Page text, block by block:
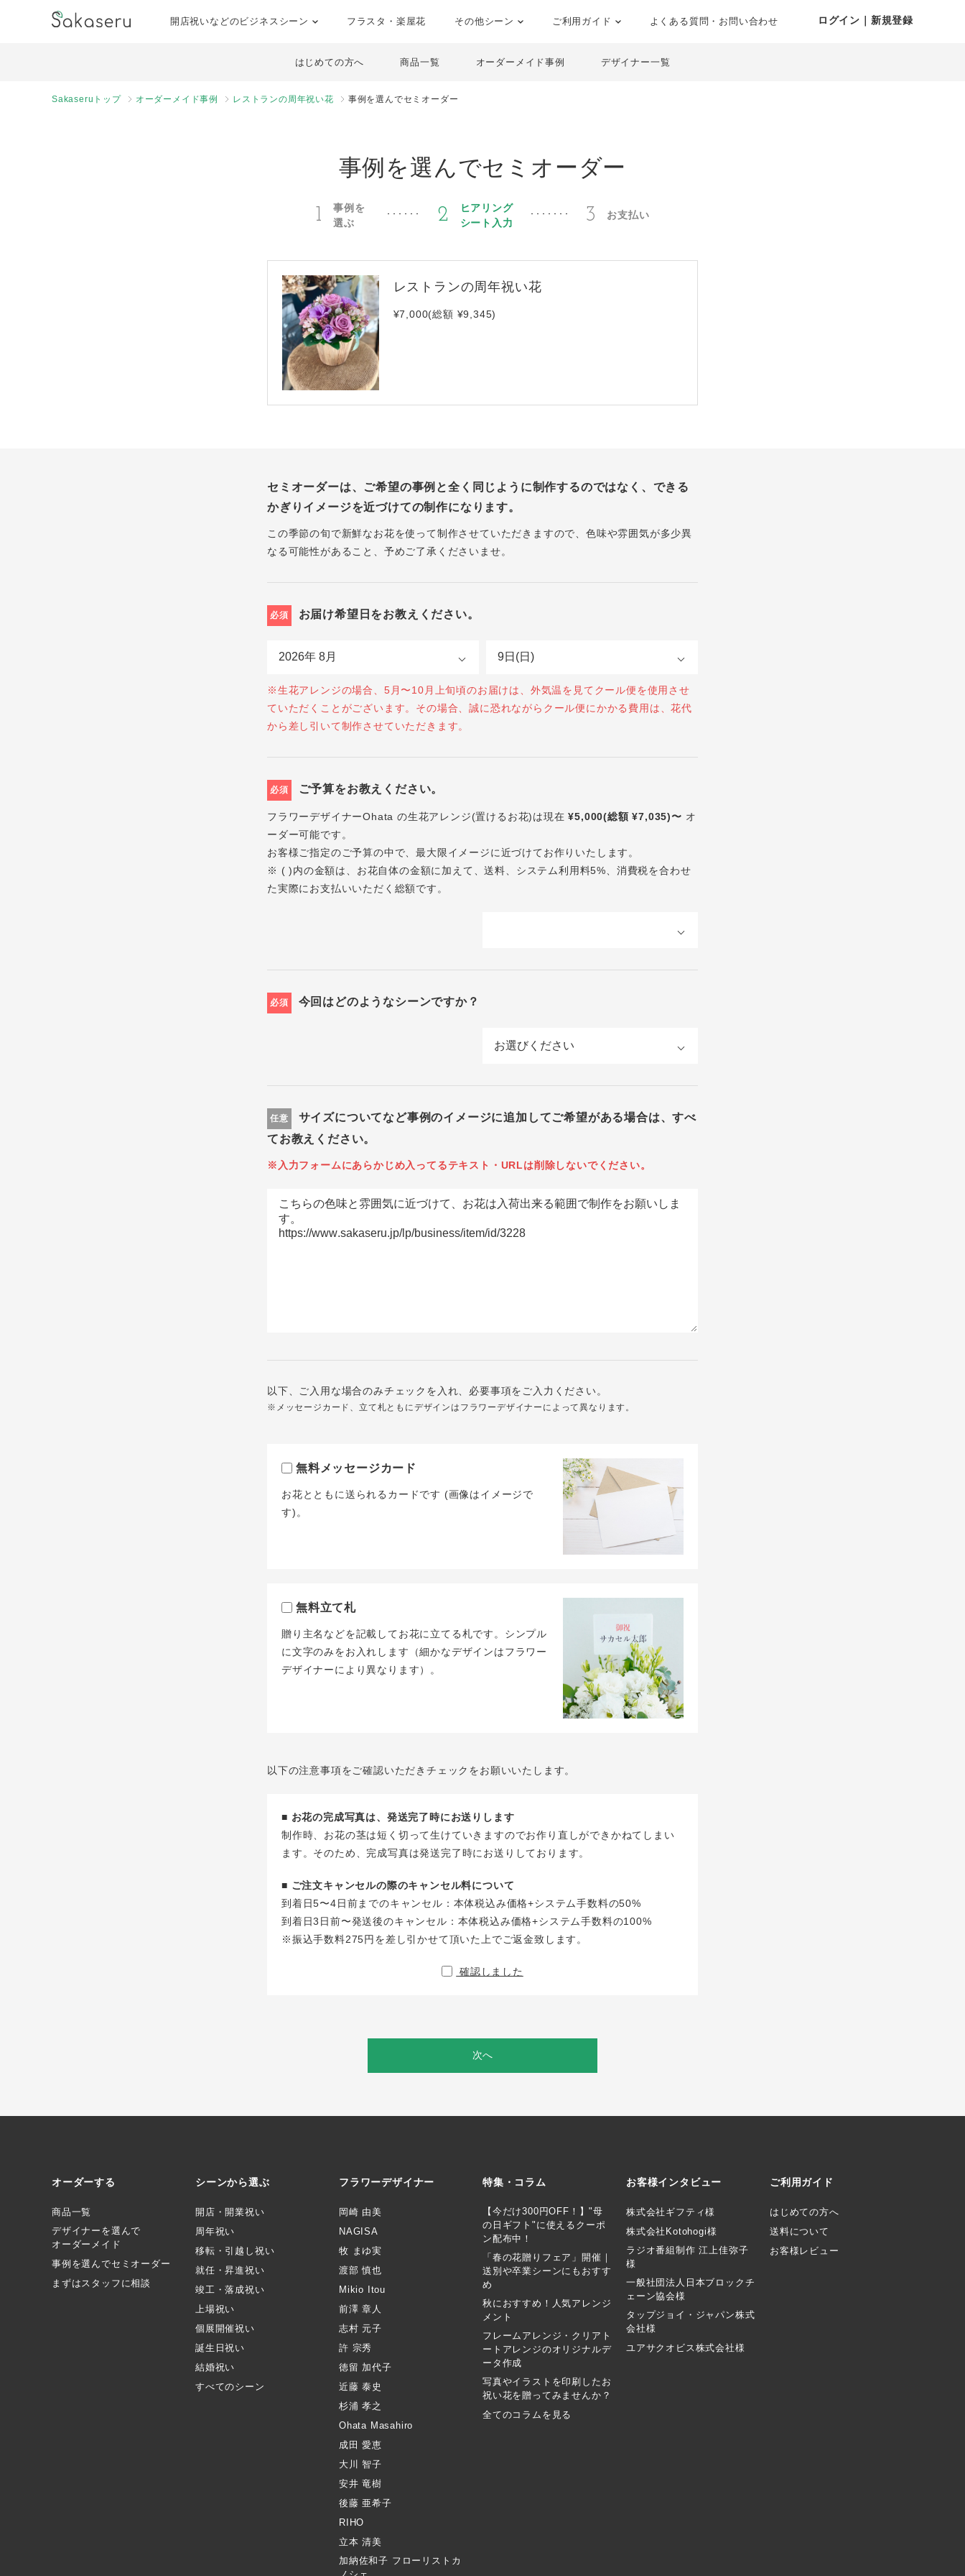
開店祝いなどのビジネスシーン フラスタ・楽屋花 その他シーン ご利用ガイド よくある質問・お問い合わせ ログイン｜新規登録
はじめての方へ 商品一覧 オーダーメイド事例 デザイナー一覧
Sakaseruトップ オーダーメイド事例 レストランの周年祝い花 事例を選んでセミオーダー
事例を選んでセミオーダー
1
事例を
選ぶ
2
ヒアリング
シート入力
3 お支払い
レストランの周年祝い花
¥7,000(総額 ¥9,345)
セミオーダーは、ご希望の事例と全く同じように制作するのではなく、できる
かぎりイメージを近づけての制作になります。
この季節の旬で新鮮なお花を使って制作させていただきますので、色味や雰囲気が多少異
なる可能性があること、予めご了承くださいませ。
必須 お届け希望日をお教えください。
※生花アレンジの場合、5月〜10月上旬頃のお届けは、外気温を見てクール便を使用させ
ていただくことがございます。その場合、誠に恐れながらクール便にかかる費用は、花代
から差し引いて制作させていただきます。
必須 ご予算をお教えください。
フラワーデザイナーOhata の生花アレンジ(置けるお花)は現在¥5,000(総額 ¥7,035)〜 オ
ーダー可能です。
お客様ご指定のご予算の中で、最大限イメージに近づけてお作りいたします。
※ ( )内の金額は、お花自体の金額に加えて、送料、システム利用料5%、消費税を合わせ
た実際にお支払いいただく総額です。
必須 今回はどのようなシーンですか？
任意
サイズについてなど事例のイメージに追加してご希望がある場合は、すべ
てお教えください。
※入力フォームにあらかじめ入ってるテキスト・URLは削除しないでください。
以下、ご入用な場合のみチェックを入れ、必要事項をご入力ください。
※メッセージカード、立て札ともにデザインはフラワーデザイナーによって異なります。
無料メッセージカード
お花とともに送られるカードです (画像はイメージで
す)。
無料立て札
贈り主名などを記載してお花に立てる札です。シンプル
に文字のみをお入れします（細かなデザインはフラワー
デザイナーにより異なります）。
以下の注意事項をご確認いただきチェックをお願いいたします。
■ お花の完成写真は、発送完了時にお送りします
制作時、お花の茎は短く切って生けていきますのでお作り直しができかねてしまい
ます。そのため、完成写真は発送完了時にお送りしております。
■ ご注文キャンセルの際のキャンセル料について
到着日5〜4日前までのキャンセル：本体税込み価格+システム手数料の50%
到着日3日前〜発送後のキャンセル：本体税込み価格+システム手数料の100%
※振込手数料275円を差し引かせて頂いた上でご返金致します。
確認しました
次へ
オーダーする
商品一覧
デザイナーを選んで
オーダーメイド
事例を選んでセミオーダー
まずはスタッフに相談
シーンから選ぶ
開店・開業祝い
周年祝い
移転・引越し祝い
就任・昇進祝い
竣工・落成祝い
上場祝い
個展開催祝い
誕生日祝い
結婚祝い
すべてのシーン
フラワーデザイナー
岡崎 由美
NAGISA
牧 まゆ実
渡部 慎也
Mikio Itou
前澤 章人
志村 元子
許 宗秀
徳留 加代子
近藤 泰史
杉浦 孝之
Ohata Masahiro
成田 愛恵
大川 智子
安井 竜樹
後藤 亜希子
RIHO
立本 清美
加納佐和子 フローリストカ
特集・コラム
【今だけ300円OFF！】"母
の日ギフト"に使えるクーポ
ン配布中！
「春の花贈りフェア」開催｜
送別や卒業シーンにもおすす
め
秋におすすめ！人気アレンジ
メント
フレームアレンジ・クリアト
ートアレンジのオリジナルデ
ータ作成
写真やイラストを印刷したお
祝い花を贈ってみませんか？
全てのコラムを見る
お客様インタビュー
株式会社ギフティ様
株式会社Kotohogi様
ラジオ番組制作 江上佳弥子
様
一般社団法人日本ブロックチ
ェーン協会様
タップジョイ・ジャパン株式
会社様
ユアサクオビス株式会社様
ご利用ガイド
はじめての方へ
送料について
お客様レビュー